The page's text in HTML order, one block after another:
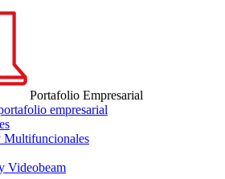
Portafolio Empresarial
empresarial
Multifuncionales
Videobeam